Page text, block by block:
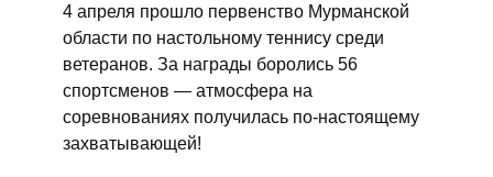
4 апреля прошло первенство Мурманской
области по настольному теннису среди
ветеранов. За награды боролись 56
спортсменов — атмосфера на
соревнованиях получилась по‑настоящему
захватывающей!